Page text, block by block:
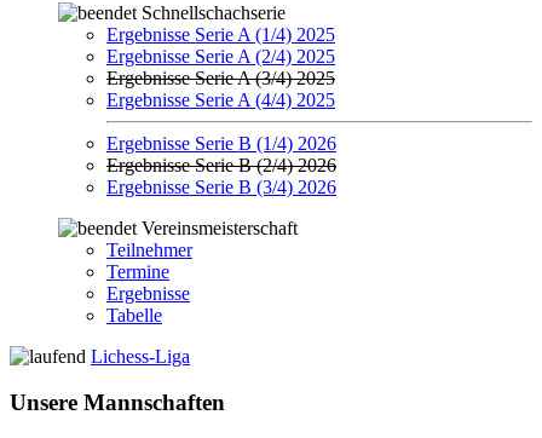
Schnellschachserie
Ergebnisse Serie A (1/4) 2025
Ergebnisse Serie A (2/4) 2025
Ergebnisse Serie A (3/4) 2025
Ergebnisse Serie A (4/4) 2025
Ergebnisse Serie B (1/4) 2026
Ergebnisse Serie B (2/4) 2026
Ergebnisse Serie B (3/4) 2026
Vereinsmeisterschaft
Teilnehmer
Termine
Ergebnisse
Tabelle
Lichess-Liga
Unsere Mannschaften